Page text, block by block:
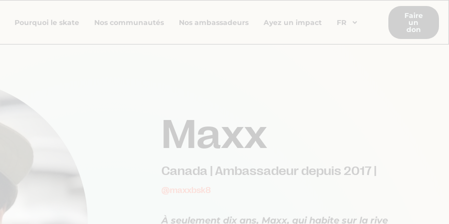
Pourquoi le skate Nos communautés Nos ambassadeurs Ayez un impact FR
Faire
un
don
Maxx
Canada | Ambassadeur depuis 2017 |
@maxxbsk8
À seulement dix ans, Maxx, qui habite sur la rive